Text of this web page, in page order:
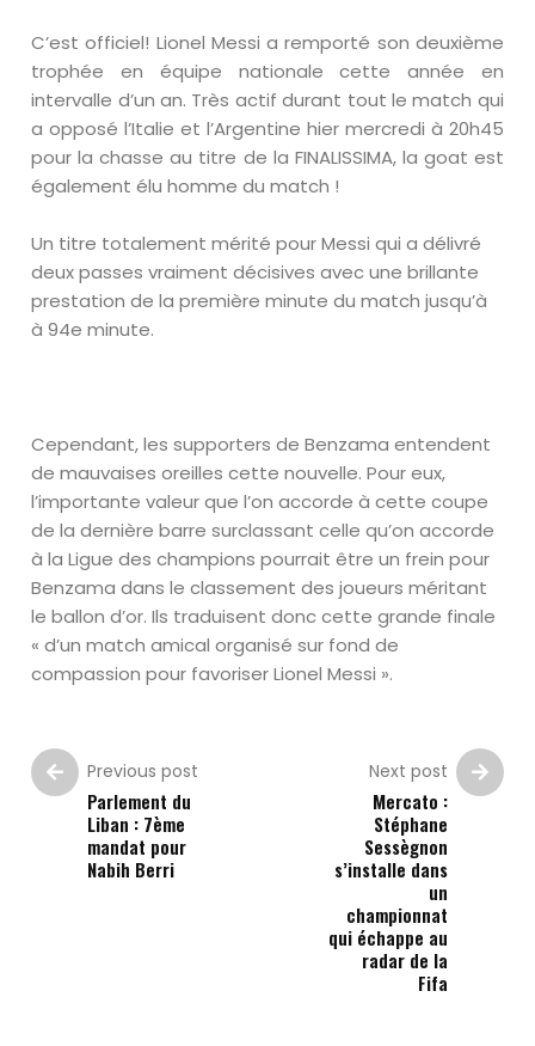
C’est officiel! Lionel Messi a remporté son deuxième
trophée en équipe nationale cette année en
intervalle d’un an. Très actif durant tout le match qui
a opposé l’Italie et l’Argentine hier mercredi à 20h45
pour la chasse au titre de la FINALISSIMA, la goat est
également élu homme du match !
Un titre totalement mérité pour Messi qui a délivré
deux passes vraiment décisives avec une brillante
prestation de la première minute du match jusqu’à
à 94e minute.
Cependant, les supporters de Benzama entendent
de mauvaises oreilles cette nouvelle. Pour eux,
l’importante valeur que l’on accorde à cette coupe
de la dernière barre surclassant celle qu’on accorde
à la Ligue des champions pourrait être un frein pour
Benzama dans le classement des joueurs méritant
le ballon d’or. Ils traduisent donc cette grande finale
« d’un match amical organisé sur fond de
compassion pour favoriser Lionel Messi ».
Previous post
Parlement du
Liban : 7ème
mandat pour
Nabih Berri
Next post
Mercato :
Stéphane
Sessègnon
s’installe dans
un
championnat
qui échappe au
radar de la
Fifa